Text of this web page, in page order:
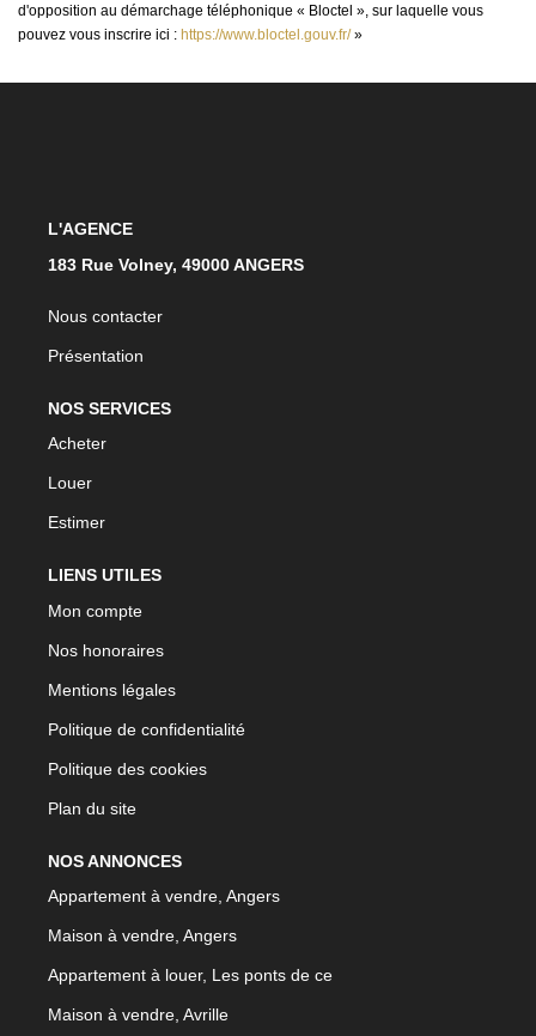
d'opposition au démarchage téléphonique « Bloctel », sur laquelle vous
pouvez vous inscrire ici : https://www.bloctel.gouv.fr/»
L'AGENCE
183 Rue Volney, 49000 ANGERS
Nous contacter
Présentation
NOS SERVICES
Acheter
Louer
Estimer
LIENS UTILES
Mon compte
Nos honoraires
Mentions légales
Politique de confidentialité
Politique des cookies
Plan du site
NOS ANNONCES
Appartement à vendre, Angers
Maison à vendre, Angers
Appartement à louer, Les ponts de ce
Maison à vendre, Avrille